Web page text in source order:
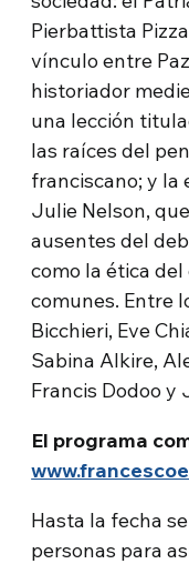
Pierbattista
vínculo entre
historiador
una lección
las raíces del
franciscano; y la
Julie Nelson,
ausentes del
como la ética
comunes. Entre
Bicchieri, Eve
Sabina Alkire,
Francis Dodoo y
El programa
Hasta la fecha
personas para